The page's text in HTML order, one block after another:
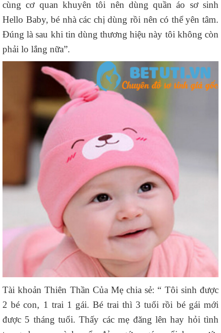
cùng cơ quan khuyên tôi nên dùng quần áo sơ sinh
Hello Baby, bé nhà các chị dùng rồi nên có thể yên tâm.
Đúng là sau khi tin dùng thương hiệu này tôi không còn
phải lo lắng nữa”.
Tài khoản Thiên Thần Của Mẹ chia sẻ: “ Tôi sinh được
2 bé con, 1 trai 1 gái. Bé trai thì 3 tuổi rồi bé gái mới
được 5 tháng tuổi. Thấy các mẹ đăng lên hay hỏi tình